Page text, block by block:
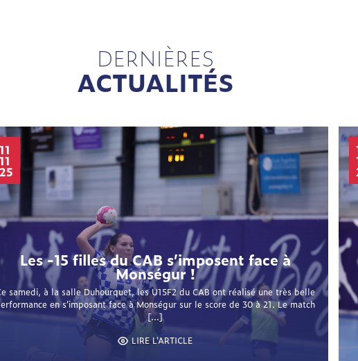
DERNIÈRES
ACTUALITÉS
11
11
25
Les -15 filles du CAB s’imposent face à
Monségur !
samedi, à la salle Duhourquet, les U15F2 du CAB ont réalisé une très belle
en s’imposant face à Monségur sur le score de 30 à 21. Le match
[…]
LIRE L'ARTICLE